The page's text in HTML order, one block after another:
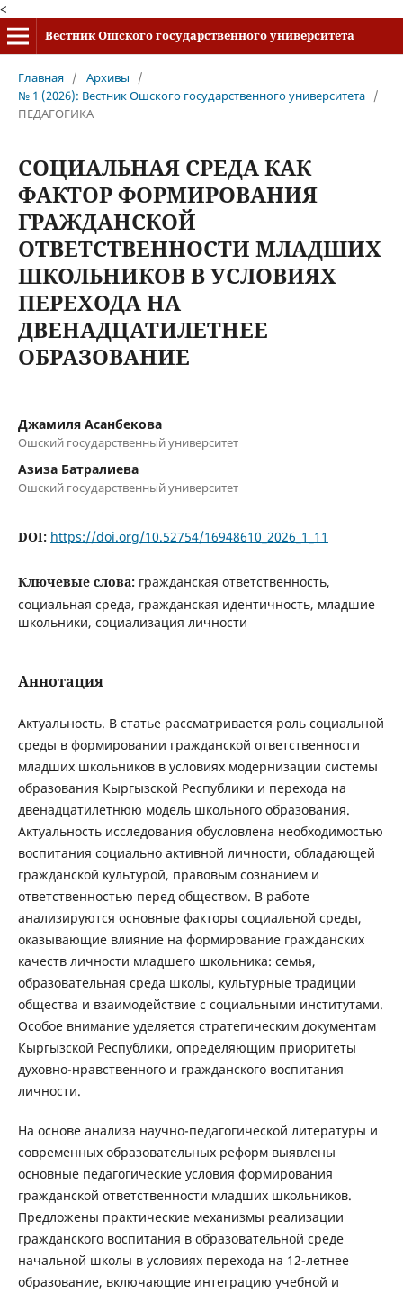
<
Вестник Ошского государственного университета
Главная / Архивы
/
№ 1 (2026): Вестник Ошского государственного университета /
ПЕДАГОГИКА
СОЦИАЛЬНАЯ СРЕДА КАК
ФАКТОР ФОРМИРОВАНИЯ
ГРАЖДАНСКОЙ
ОТВЕТСТВЕННОСТИ МЛАДШИХ
ШКОЛЬНИКОВ В УСЛОВИЯХ
ПЕРЕХОДА НА
ДВЕНАДЦАТИЛЕТНЕЕ
ОБРАЗОВАНИЕ
Джамиля Асанбекова
Ошский государственный университет
Азиза Батралиева
Ошский государственный университет
DOI: https://doi.org/10.52754/16948610_2026_1_11
Ключевые слова: гражданская ответственность,
социальная среда, гражданская идентичность, младшие
школьники, социализация личности
Аннотация
Актуальность. В статье рассматривается роль социальной
среды в формировании гражданской ответственности
младших школьников в условиях модернизации системы
образования Кыргызской Республики и перехода на
двенадцатилетнюю модель школьного образования.
Актуальность исследования обусловлена необходимостью
воспитания социально активной личности, обладающей
гражданской культурой, правовым сознанием и
ответственностью перед обществом. В работе
анализируются основные факторы социальной среды,
оказывающие влияние на формирование гражданских
качеств личности младшего школьника: семья,
образовательная среда школы, культурные традиции
общества и взаимодействие с социальными институтами.
Особое внимание уделяется стратегическим документам
Кыргызской Республики, определяющим приоритеты
духовно-нравственного и гражданского воспитания
личности.
На основе анализа научно-педагогической литературы и
современных образовательных реформ выявлены
основные педагогические условия формирования
гражданской ответственности младших школьников.
Предложены практические механизмы реализации
гражданского воспитания в образовательной среде
начальной школы в условиях перехода на 12-летнее
образование, включающие интеграцию учебной и